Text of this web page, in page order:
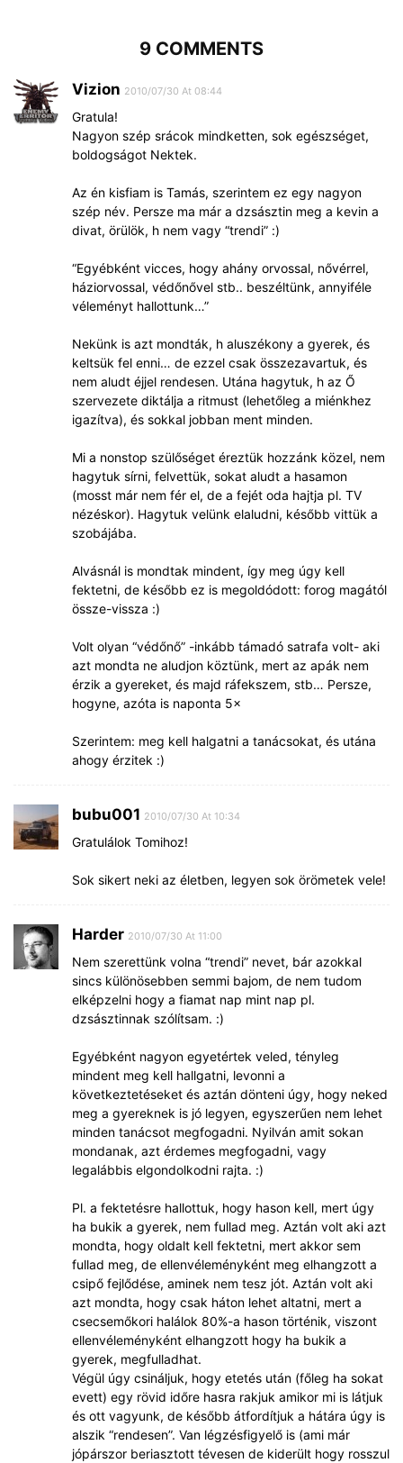
9 COMMENTS
Vizion 2010/07/30 At 08:44
Gratula!
Nagyon szép srácok mindketten, sok egészséget,
boldogságot Nektek.
Az én kisfiam is Tamás, szerintem ez egy nagyon
szép név. Persze ma már a dzsásztin meg a kevin a
divat, örülök, h nem vagy “trendi” :)
“Egyébként vicces, hogy ahány orvossal, nővérrel,
háziorvossal, védőnővel stb.. beszéltünk, annyiféle
véleményt hallottunk…”
Nekünk is azt mondták, h aluszékony a gyerek, és
keltsük fel enni… de ezzel csak összezavartuk, és
nem aludt éjjel rendesen. Utána hagytuk, h az Ő
szervezete diktálja a ritmust (lehetőleg a miénkhez
igazítva), és sokkal jobban ment minden.
Mi a nonstop szülőséget éreztük hozzánk közel, nem
hagytuk sírni, felvettük, sokat aludt a hasamon
(mosst már nem fér el, de a fejét oda hajtja pl. TV
nézéskor). Hagytuk velünk elaludni, később vittük a
szobájába.
Alvásnál is mondtak mindent, így meg úgy kell
fektetni, de később ez is megoldódott: forog magától
össze-vissza :)
Volt olyan “védőnő” -inkább támadó satrafa volt- aki
azt mondta ne aludjon köztünk, mert az apák nem
érzik a gyereket, és majd ráfekszem, stb… Persze,
hogyne, azóta is naponta 5×
Szerintem: meg kell halgatni a tanácsokat, és utána
ahogy érzitek :)
bubu001 2010/07/30 At 10:34
Gratulálok Tomihoz!
Sok sikert neki az életben, legyen sok örömetek vele!
Harder 2010/07/30 At 11:00
Nem szerettünk volna “trendi” nevet, bár azokkal
sincs különösebben semmi bajom, de nem tudom
elképzelni hogy a fiamat nap mint nap pl.
dzsásztinnak szólítsam. :)
Egyébként nagyon egyetértek veled, tényleg
mindent meg kell hallgatni, levonni a
következtetéseket és aztán dönteni úgy, hogy neked
meg a gyereknek is jó legyen, egyszerűen nem lehet
minden tanácsot megfogadni. Nyilván amit sokan
mondanak, azt érdemes megfogadni, vagy
legalábbis elgondolkodni rajta. :)
Pl. a fektetésre hallottuk, hogy hason kell, mert úgy
ha bukik a gyerek, nem fullad meg. Aztán volt aki azt
mondta, hogy oldalt kell fektetni, mert akkor sem
fullad meg, de ellenvéleményként meg elhangzott a
csipő fejlődése, aminek nem tesz jót. Aztán volt aki
azt mondta, hogy csak háton lehet altatni, mert a
csecsemőkori halálok 80%-a hason történik, viszont
ellenvéleményként elhangzott hogy ha bukik a
gyerek, megfulladhat.
Végül úgy csináljuk, hogy etetés után (főleg ha sokat
evett) egy rövid időre hasra rakjuk amikor mi is látjuk
és ott vagyunk, de később átfordítjuk a hátára úgy is
alszik “rendesen”. Van légzésfigyelő is (ami már
jópárszor beriasztott tévesen de kiderült hogy rosszul